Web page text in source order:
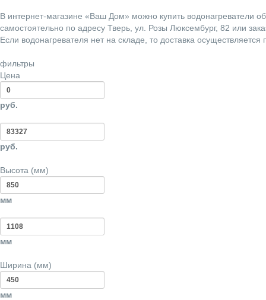
В интернет-магазине «Ваш Дом» можно купить водонагреватели
самостоятельно по адресу Тверь, ул. Розы Люксембург, 82 или
Если водонагревателя нет на складе, то доставка
фильтры
Цена
руб.
руб.
Высота (мм)
мм
мм
Ширина (мм)
мм